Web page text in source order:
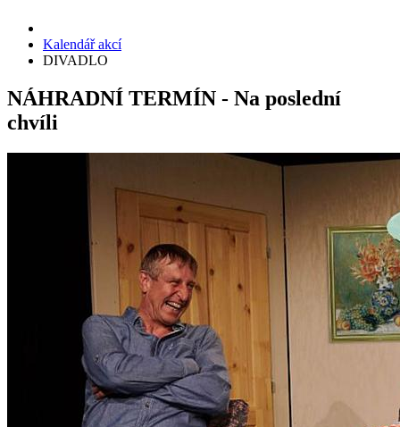
Kalendář akcí
DIVADLO
NÁHRADNÍ TERMÍN - Na poslední
chvíli